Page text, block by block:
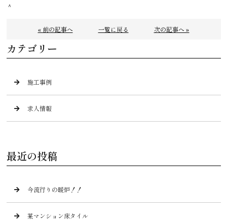
＾
« 前の記事へ 一覧に戻る 次の記事へ »
カテゴリー
施工事例
求人情報
最近の投稿
今流行りの暖炉！！
某マンション床タイル